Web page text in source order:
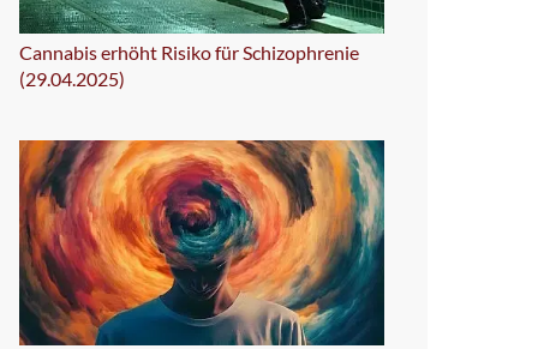
Cannabis erhöht Risiko für Schizophrenie
(29.04.2025)